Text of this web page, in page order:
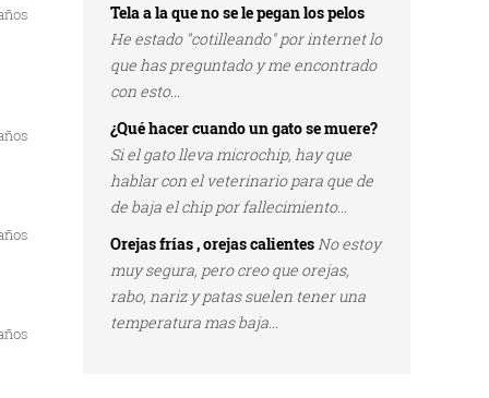
Tela a la que no se le pegan los pelos
He estado "cotilleando" por internet lo
que has preguntado y me encontrado
con esto...
¿Qué hacer cuando un gato se muere?
Si el gato lleva microchip, hay que
hablar con el veterinario para que de
de baja el chip por fallecimiento...
Orejas frías , orejas calientesNo estoy
muy segura, pero creo que orejas,
rabo, nariz y patas suelen tener una
temperatura mas baja...